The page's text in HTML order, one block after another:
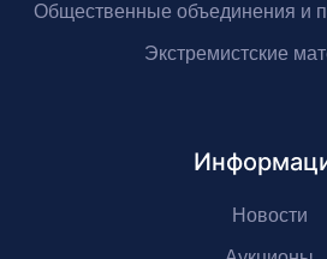
Общественные объединения и
Экстремистские
Новости